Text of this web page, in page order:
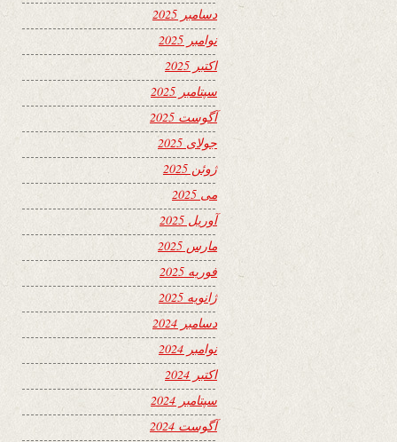
دسامبر 2025
نوامبر 2025
اکتبر 2025
سپتامبر 2025
آگوست 2025
جولای 2025
ژوئن 2025
می 2025
آوریل 2025
مارس 2025
فوریه 2025
ژانویه 2025
دسامبر 2024
نوامبر 2024
اکتبر 2024
سپتامبر 2024
آگوست 2024